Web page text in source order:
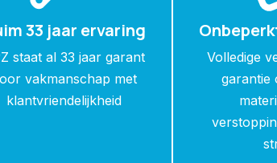
33 jaar ervaring
staat al 33 jaar garant
vakmanschap met
klantvriendelijkheid
Volledige
garantie